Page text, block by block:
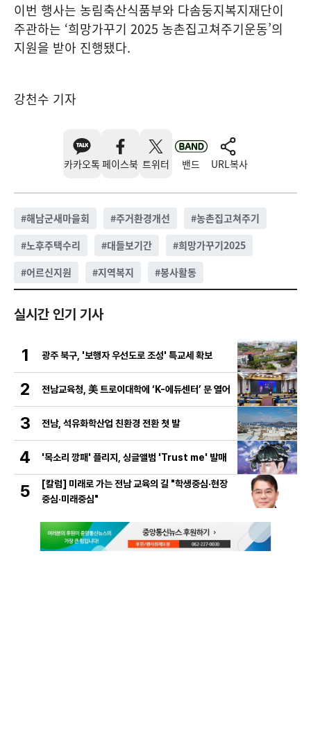
이번 행사는 농림축산식품부와 다솜둥지복지재단이
주관하는 ‘희망가꾸기 2025 농촌집고쳐주기운동’의
지원을 받아 진행됐다.
강천수 기자
카카오톡 페이스북 트위터 밴드 URL복사
#해남군새마을회 #주거환경개선 #농촌집고쳐주기
#노후주택수리 #대들보기간 #희망가꾸기2025
#어르신지원 #지역복지 #봉사활동
실시간 인기 기사
1 광주 북구, '보행자 우선도로 조성' 특교세 확보
2 전남교육청, 美 트로이대학에 ‘K-에듀센터’ 문 열어
3 전남, 석유화학산업 친환경 전환 첫 발
4 '목소리 깡패' 플리지, 싱글앨범 'Trust me' 발매
5
[칼럼] 미래로 가는 전남 교육의 길 "학생중심·현장
중심·미래중심"